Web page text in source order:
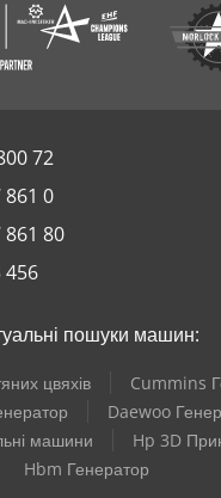
72
861 0
861 80
456
пошуки машин:
цвяхів
Cummins
Daewoo
машини
Hp 3D
Hbm Генератор